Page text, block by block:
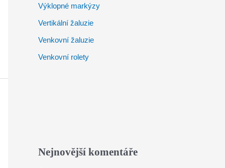
Výklopné markýzy
Vertikální žaluzie
Venkovní žaluzie
Venkovní rolety
Nejnovější komentáře